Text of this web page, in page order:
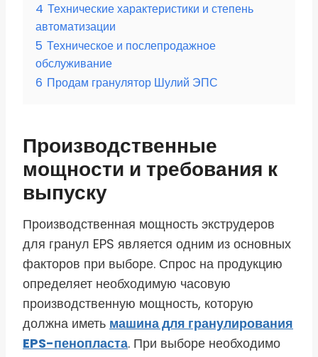
4 Технические характеристики и степень
автоматизации
5 Техническое и послепродажное
обслуживание
6 Продам гранулятор Шулий ЭПС
Производственные
мощности и требования к
выпуску
Производственная мощность экструдеров
для гранул EPS является одним из основных
факторов при выборе. Спрос на продукцию
определяет необходимую часовую
производственную мощность, которую
должна иметь машина для гранулирования
EPS-пенопласта. При выборе необходимо